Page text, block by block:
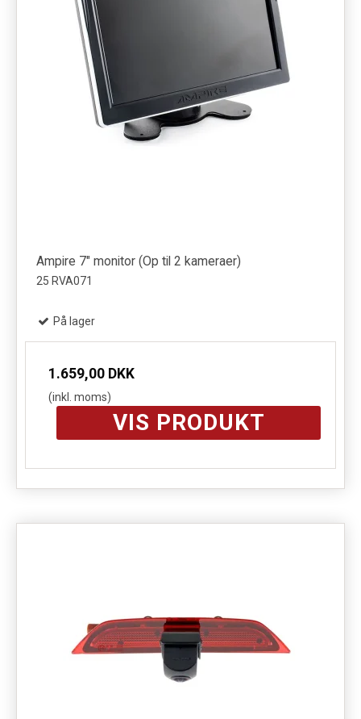
Ampire 7" monitor (Op til 2 kameraer)
25 RVA071
På lager
1.659,00 DKK
(inkl. moms)
VIS PRODUKT